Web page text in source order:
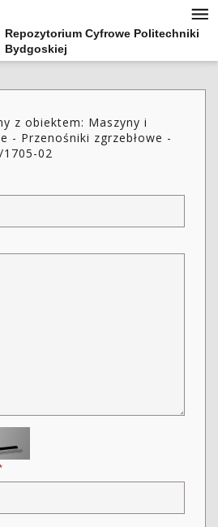
Repozytorium Cyfrowe Politechniki
Bydgoskiej
z obiektem: Maszyny i
- Przenośniki zgrzebłowe -
02